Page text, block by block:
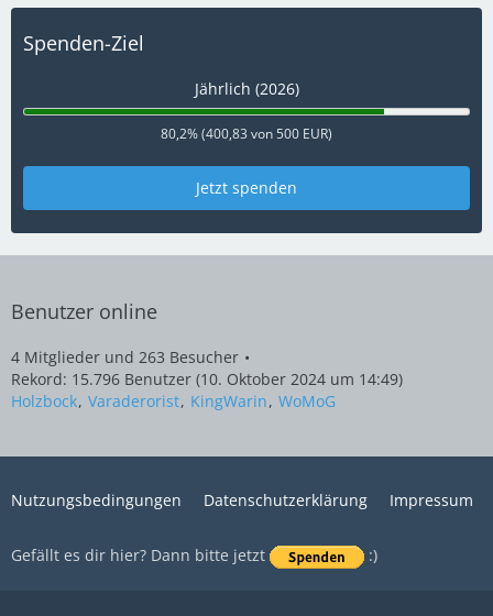
Spenden-Ziel
Jährlich (2026)
80,2% (400,83 von 500 EUR)
Jetzt spenden
Benutzer online
4 Mitglieder und 263 Besucher
Rekord: 15.796 Benutzer (10. Oktober 2024 um 14:49)
Holzbock Varaderorist KingWarin WoMoG
Nutzungsbedingungen Datenschutzerklärung Impressum
Gefällt es dir hier? Dann bitte jetzt :)